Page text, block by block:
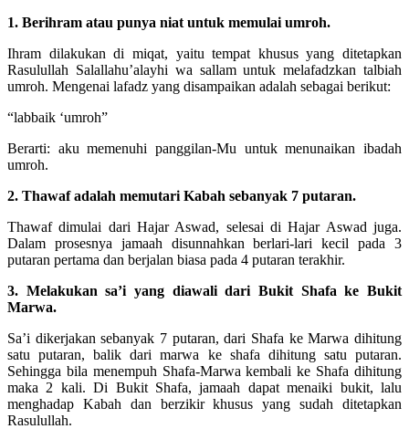
1. Berihram atau punya niat untuk memulai umroh.
Ihram dilakukan di miqat, yaitu tempat khusus yang ditetapkan
Rasulullah Salallahu’alayhi wa sallam untuk melafadzkan talbiah
umroh. Mengenai lafadz yang disampaikan adalah sebagai berikut:
“labbaik ‘umroh”
Berarti: aku memenuhi panggilan-Mu untuk menunaikan ibadah
umroh.
2. Thawaf adalah memutari Kabah sebanyak 7 putaran.
Thawaf dimulai dari Hajar Aswad, selesai di Hajar Aswad juga.
Dalam prosesnya jamaah disunnahkan berlari-lari kecil pada 3
putaran pertama dan berjalan biasa pada 4 putaran terakhir.
3. Melakukan sa’i yang diawali dari Bukit Shafa ke Bukit
Marwa.
Sa’i dikerjakan sebanyak 7 putaran, dari Shafa ke Marwa dihitung
satu putaran, balik dari marwa ke shafa dihitung satu putaran.
Sehingga bila menempuh Shafa-Marwa kembali ke Shafa dihitung
maka 2 kali. Di Bukit Shafa, jamaah dapat menaiki bukit, lalu
menghadap Kabah dan berzikir khusus yang sudah ditetapkan
Rasulullah.